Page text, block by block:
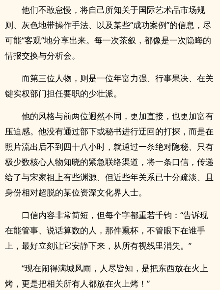
他们不敢怠慢，将自己所知关于国际艺术品市场规
则、灰色地带操作手法、以及某些“成功案例”的信息，尽
可能“客观”地分享出来。每一次茶叙，都像是一次隐晦的
情报交换与分析会。
而第三位人物，则是一位年富力强、行事果决、在关
键实权部门担任要职的少壮派。
他的风格与前两位迥然不同，更加直接，也更加富有
压迫感。他没有通过部下或秘书进行迂回的打探，而是在
照片流出后不到四十八小时，就通过一条绝对隐秘、只有
极少数核心人物知晓的紧急联络渠道，将一条口信，传递
给了与宋家祖上有些渊源、但近些年关系已十分疏淡、且
身份相对超脱的某位资深文化界人士。
口信内容非常简短，但每个字都重若千钧：“告诉现
在能管事、说话算数的人，那件熏杯，不管眼下在谁手
上，最好立刻让它安静下来，从所有视线里消失。”
“现在闹得满城风雨，人尽皆知，是把东西放在火上
烤，更是把相关所有人都放在火上烤！”